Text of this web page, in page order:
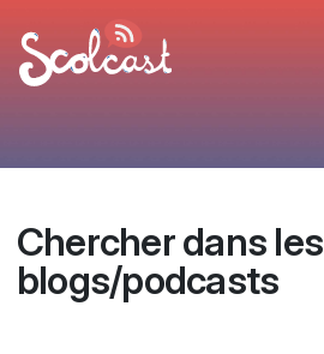
Chercher dans les
blogs/podcasts